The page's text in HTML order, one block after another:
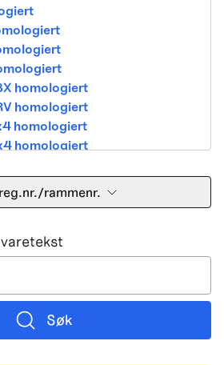
homologiert
homologiert
homologiert
homologiert
homologiert
homologiert
homologiert
Legal
Legal
2x4 homologated b390b
Legal
rammenr.
Søk